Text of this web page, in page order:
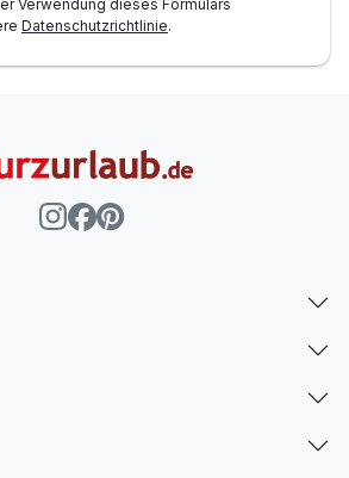
p.P. ab
Verwendung dieses Formulars
Datenschutzrichtlinie.